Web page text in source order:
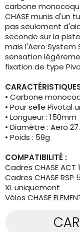
carbone
CHASE munis d'un
pas seulement
seconde sur la
mais l'Aero
sensation
fixation de type
• Carbone
• Pour selle Pivotal
• Longueur : 150mm
• Diamètre : Aero
• Poids : 58g
COMPATIBILITÉ :
Cadres CHASE ACT
​​​​​​​Cadres CHASE
XL uniquement
Vélos CHASE